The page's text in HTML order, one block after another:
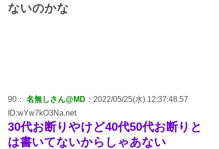
ないのかな
90： 名無しさん@MD ：2022/05/25(水) 12:37:48.57
ID:wYw7kO3Na.net
30代お断りやけど40代50代お断りと
は書いてないからしゃあない